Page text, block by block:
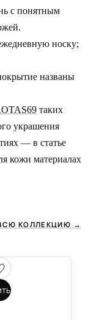
с понятным
носку;
названы
таких
украшения
— в статье
кожи материалах
КОЛЛЕКЦИЮ →